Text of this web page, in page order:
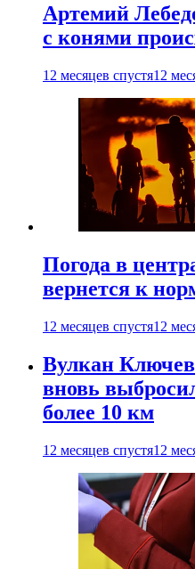
Артемий
с конями
12 месяцев спустя12
Погода в
вернется к
12 месяцев спустя12
Вулкан
вновь
более 10 км
12 месяцев спустя12